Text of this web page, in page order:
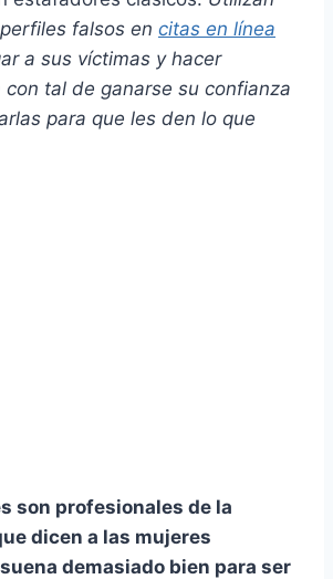
falsos en citas en línea
a sus víctimas y hacer
con tal de ganarse su confianza
para que les den lo que
son profesionales de la
dicen a las mujeres
demasiado bien para ser